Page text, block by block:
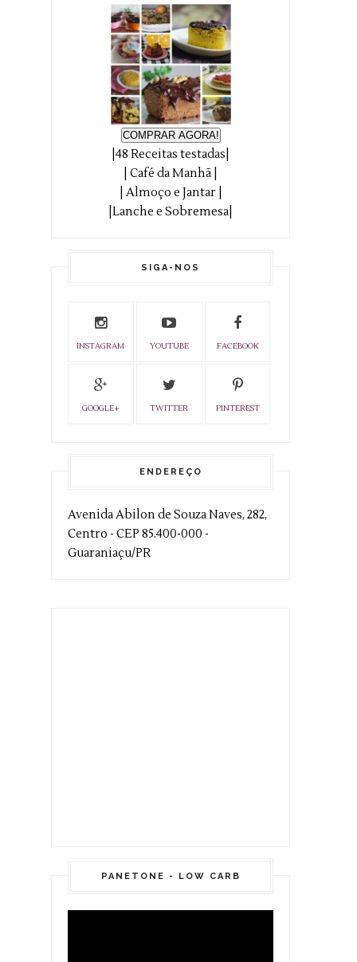
COMPRAR AGORA!
|48 Receitas testadas|
| Café da Manhã |
| Almoço e Jantar |
|Lanche e Sobremesa|
SIGA-NOS
INSTAGRAM YOUTUBE FACEBOOK
GOOGLE+ TWITTER PINTEREST
ENDEREÇO
Avenida Abilon de Souza Naves, 282,
Centro - CEP 85.400-000 -
Guaraniaçu/PR
PANETONE - LOW CARB